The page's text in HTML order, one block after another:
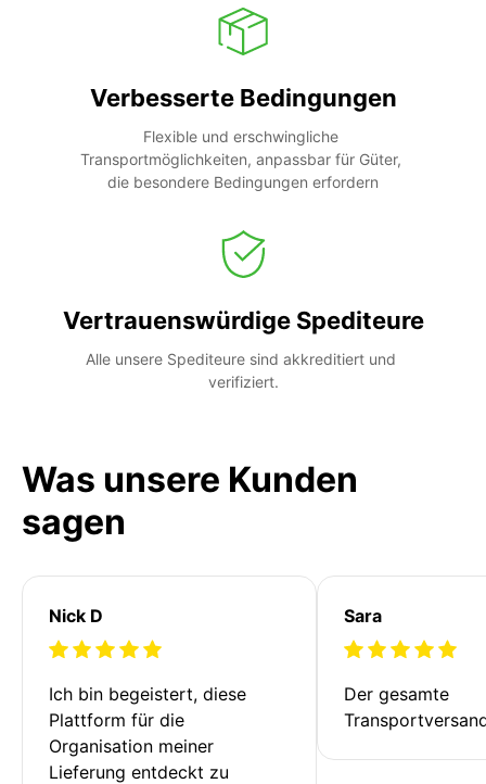
Verbesserte Bedingungen
Flexible und erschwingliche
Transportmöglichkeiten, anpassbar für Güter,
die besondere Bedingungen erfordern
Vertrauenswürdige Spediteure
Alle unsere Spediteure sind akkreditiert und
verifiziert.
Was unsere Kunden
sagen
Nick D
Ich bin begeistert, diese
Plattform für die
Organisation meiner
Lieferung entdeckt zu
Sara
Der gesamte